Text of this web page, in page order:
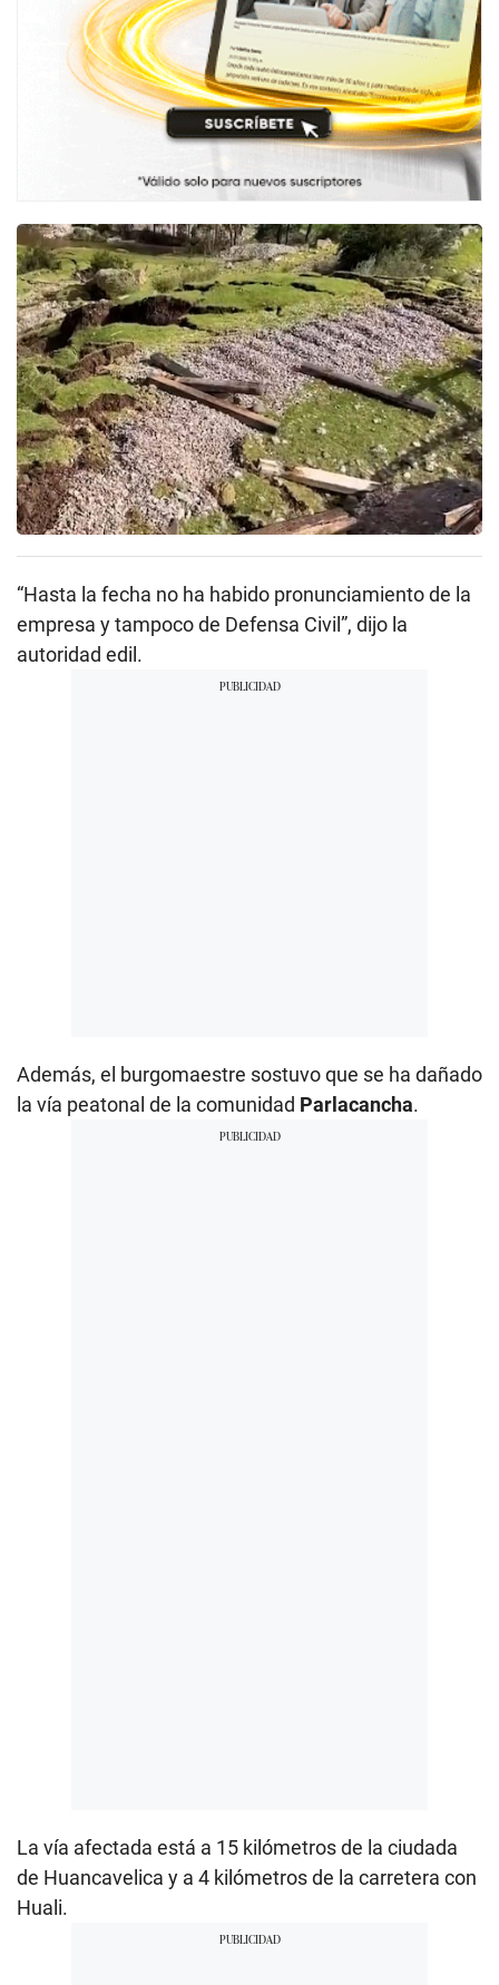
“Hasta la fecha no ha habido pronunciamiento de la
empresa y tampoco de Defensa Civil”, dijo la
autoridad edil.
Además, el burgomaestre sostuvo que se ha dañado
la vía peatonal de la comunidad Parlacancha.
La vía afectada está a 15 kilómetros de la ciudada
de Huancavelica y a 4 kilómetros de la carretera con
Huali.